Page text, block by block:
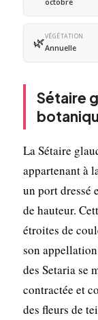
octobre
🌿VÉGÉTATION
Annuelle
Sétaire
La Sétaire
appartenant à
un port dressé
de hauteur.
étroites de
son
des Setaria se
contractée et
des fleurs de